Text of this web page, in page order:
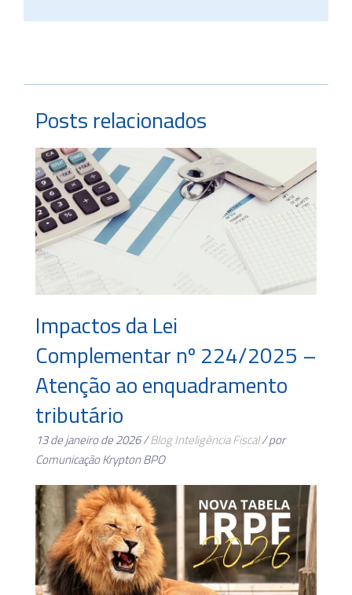
Posts relacionados
Impactos da Lei
Complementar nº 224/2025 –
Atenção ao enquadramento
tributário
13 de janeiro de 2026 /BlogInteligência Fiscal/ por
Comunicação Krypton BPO